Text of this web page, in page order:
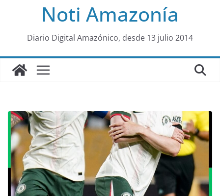
al
Noti Amazonía
Diario Digital Amazónico, desde 13 julio 2014